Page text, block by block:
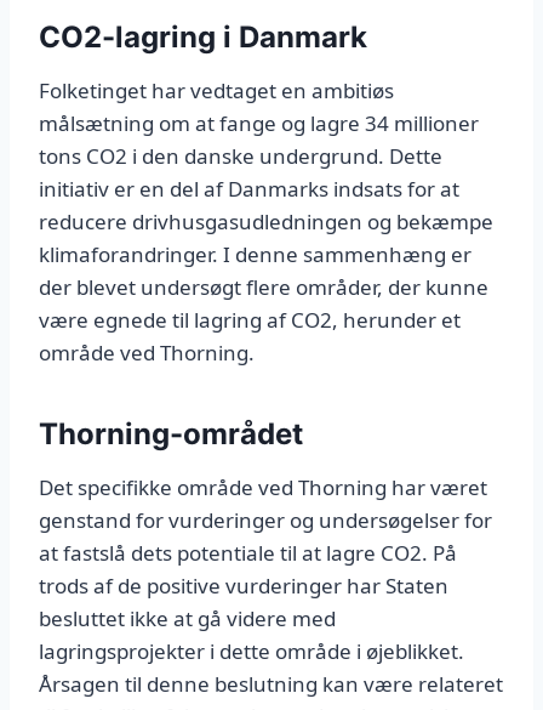
CO2-lagring i Danmark
Folketinget har vedtaget en ambitiøs
målsætning om at fange og lagre 34 millioner
tons CO2 i den danske undergrund. Dette
initiativ er en del af Danmarks indsats for at
reducere drivhusgasudledningen og bekæmpe
klimaforandringer. I denne sammenhæng er
der blevet undersøgt flere områder, der kunne
være egnede til lagring af CO2, herunder et
område ved Thorning.
Thorning-området
Det specifikke område ved Thorning har været
genstand for vurderinger og undersøgelser for
at fastslå dets potentiale til at lagre CO2. På
trods af de positive vurderinger har Staten
besluttet ikke at gå videre med
lagringsprojekter i dette område i øjeblikket.
Årsagen til denne beslutning kan være relateret